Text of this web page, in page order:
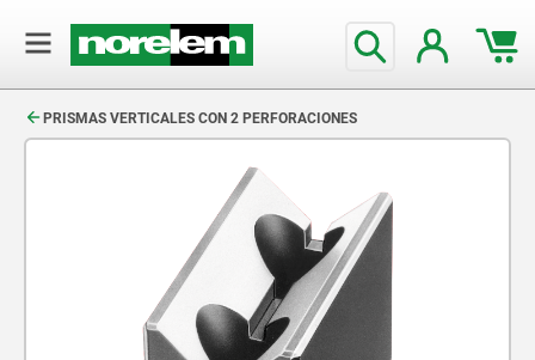
PRISMAS VERTICALES CON 2 PERFORACIONES